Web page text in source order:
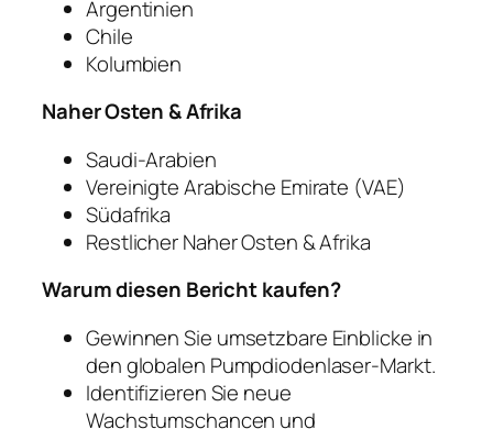
Argentinien
Chile
Kolumbien
Naher Osten & Afrika
Saudi-Arabien
Vereinigte Arabische Emirate (VAE)
Südafrika
Restlicher Naher Osten & Afrika
Warum diesen Bericht kaufen?
Gewinnen Sie umsetzbare Einblicke in
den globalen Pumpdiodenlaser-Markt.
Identifizieren Sie neue
Wachstumschancen und